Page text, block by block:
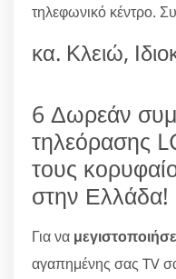
τηλεφωνικό κέντρο.
κα. Κλειώ,
6 Δωρεάν
τηλεόρασης
τους
στην Ελλάδα!
Για να
αγαπημένης σας TV